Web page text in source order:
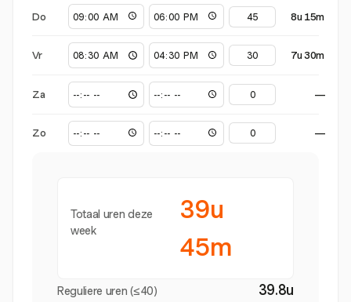
Do 8u 15m
Vr 7u 30m
Za —
Zo —
Totaal uren deze
week
39u
45m
Reguliere uren (≤40) 39.8u